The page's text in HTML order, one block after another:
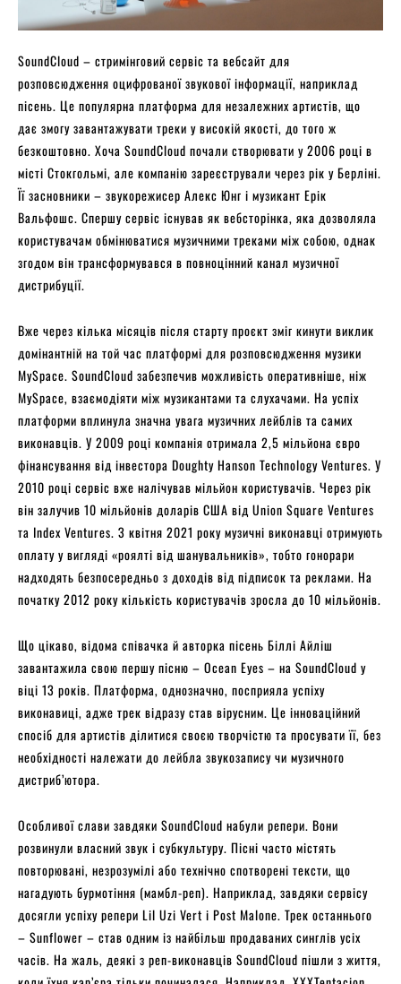
SoundCloud – стримінговий сервіс та вебсайт для
розповсюдження оцифрованої звукової інформації, наприклад
пісень. Це популярна платформа для незалежних артистів, що
дає змогу завантажувати треки у високій якості, до того ж
безкоштовно. Хоча SoundCloud почали створювати у 2006 році в
місті Стокгольмі, але компанію зареєстрували через рік у Берліні.
Її засновники – звукорежисер Алекс Юнг і музикант Ерік
Вальфошс. Спершу сервіс існував як вебсторінка, яка дозволяла
користувачам обмінюватися музичними треками між собою, однак
згодом він трансформувався в повноцінний канал музичної
дистрибуції.
Вже через кілька місяців після старту проєкт зміг кинути виклик
домінантній на той час платформі для розповсюдження музики
MySpace. SoundCloud забезпечив можливість оперативніше, ніж
MySpace, взаємодіяти між музикантами та слухачами. На успіх
платформи вплинула значна увага музичних лейблів та самих
виконавців. У 2009 році компанія отримала 2,5 мільйона євро
фінансування від інвестора Doughty Hanson Technology Ventures. У
2010 році сервіс вже налічував мільйон користувачів. Через рік
він залучив 10 мільйонів доларів США від Union Square Ventures
та Index Ventures. З квітня 2021 року музичні виконавці отримують
оплату у вигляді «роялті від шанувальників», тобто гонорари
надходять безпосередньо з доходів від підписок та реклами. На
початку 2012 року кількість користувачів зросла до 10 мільйонів.
Що цікаво, відома співачка й авторка пісень Біллі Айліш
завантажила свою першу пісню – Ocean Eyes – на SoundCloud у
віці 13 років. Платформа, однозначно, посприяла успіху
виконавиці, адже трек відразу став вірусним. Це інноваційний
спосіб для артистів ділитися своєю творчістю та просувати її, без
необхідності належати до лейбла звукозапису чи музичного
дистриб’ютора.
Особливої слави завдяки SoundCloud набули репери. Вони
розвинули власний звук і субкультуру. Пісні часто містять
повторювані, незрозумілі або технічно спотворені тексти, що
нагадують бурмотіння (мамбл-реп). Наприклад, завдяки сервісу
досягли успіху репери Lil Uzi Vert і Post Malone. Трек останнього
– Sunflower – став одним із найбільш продаваних синглів усіх
часів. На жаль, деякі з реп-виконавців SoundCloud пішли з життя,